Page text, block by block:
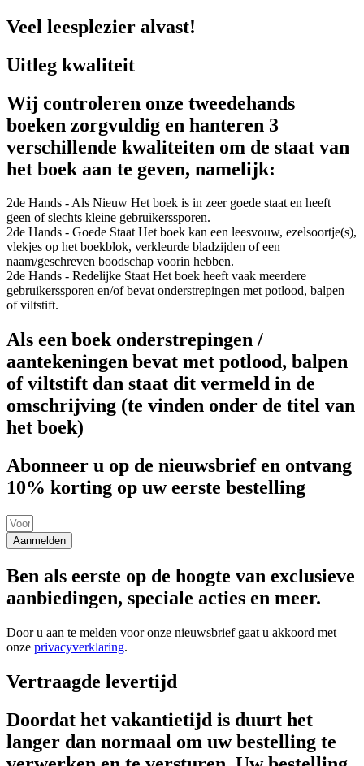
Veel leesplezier alvast!
Uitleg kwaliteit
Wij controleren onze tweedehands
boeken zorgvuldig en hanteren 3
verschillende kwaliteiten om de staat van
het boek aan te geven, namelijk:
2de Hands - Als Nieuw Het boek is in zeer goede staat en heeft
geen of slechts kleine gebruikerssporen.
2de Hands - Goede Staat Het boek kan een leesvouw, ezelsoortje(s),
vlekjes op het boekblok, verkleurde bladzijden of een
naam/geschreven boodschap voorin hebben.
2de Hands - Redelijke Staat Het boek heeft vaak meerdere
gebruikerssporen en/of bevat onderstrepingen met potlood, balpen
of viltstift.
Als een boek onderstrepingen /
aantekeningen bevat met potlood, balpen
of viltstift dan staat dit vermeld in de
omschrijving (te vinden onder de titel van
het boek)
Abonneer u op de nieuwsbrief en ontvang
10% korting op uw eerste bestelling
Aanmelden
Ben als eerste op de hoogte van exclusieve
aanbiedingen, speciale acties en meer.
Door u aan te melden voor onze nieuwsbrief gaat u akkoord met
onze privacyverklaring.
Vertraagde levertijd
Doordat het vakantietijd is duurt het
langer dan normaal om uw bestelling te